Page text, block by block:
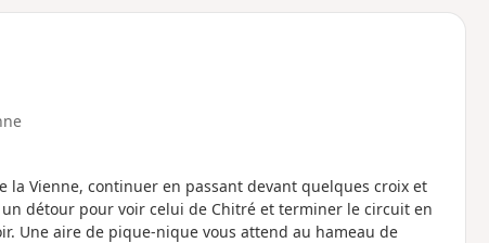
la Vienne, continuer en passant devant quelques croix et
détour pour voir celui de Chitré et terminer le circuit en
Une aire de pique-nique vous attend au hameau de